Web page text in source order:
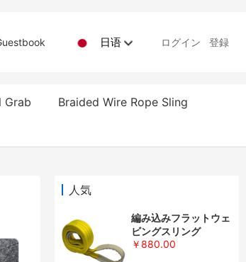
ログイン 登録
日语
Grab
Braided Wire Rope Sling
人気
編み込みフラットウェ
ビングスリング
￥880.00